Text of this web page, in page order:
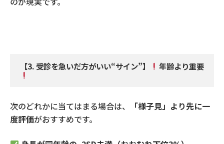
【3. 受診を急いだ方がいい“サイン”】 年齢より重要
次のどれかに当てはまる場合は、
「様子見」より先に一
度評価がおすすめです。